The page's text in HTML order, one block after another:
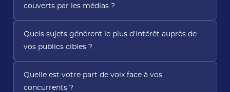
couverts par les médias ?
Quels sujets génèrent le plus d'intérêt auprès de
vos publics cibles ?
Quelle est votre part de voix face à vos
concurrents ?